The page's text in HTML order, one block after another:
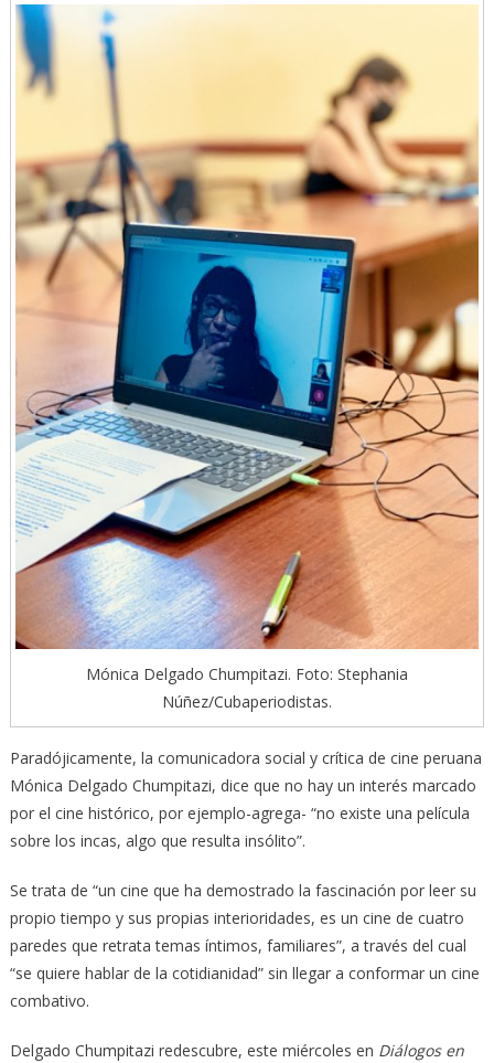
Mónica Delgado Chumpitazi. Foto: Stephania
Núñez/Cubaperiodistas.
Paradójicamente, la comunicadora social y crítica de cine peruana
Mónica Delgado Chumpitazi, dice que no hay un interés marcado
por el cine histórico, por ejemplo-agrega- “no existe una película
sobre los incas, algo que resulta insólito”.
Se trata de “un cine que ha demostrado la fascinación por leer su
propio tiempo y sus propias interioridades, es un cine de cuatro
paredes que retrata temas íntimos, familiares”, a través del cual
“se quiere hablar de la cotidianidad” sin llegar a conformar un cine
combativo.
Delgado Chumpitazi redescubre, este miércoles en Diálogos en